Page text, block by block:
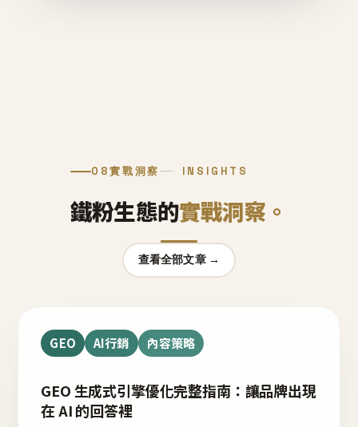
08實戰洞察 INSIGHTS
鐵粉生態的實戰洞察。
查看全部文章 →
GEO AI行銷 內容策略
GEO 生成式引擎優化完整指南：讓品牌出現
在 AI 的回答裡